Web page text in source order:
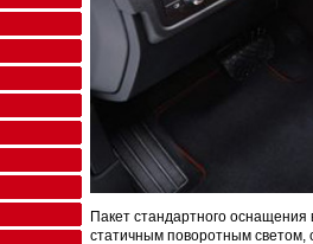
Пакет стандартного
статичным поворотным